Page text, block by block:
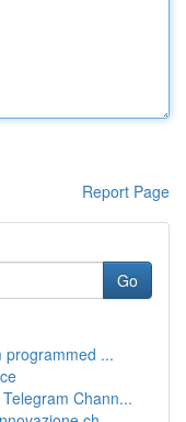
Report Page
Go
programmed ...
Chann...